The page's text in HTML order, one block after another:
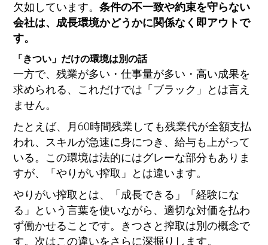
欠如しています。条件の不一致や約束を守らない
会社は、成長環境かどうかに関係なく即アウトで
す。
「きつい」だけの環境は別の話
一方で、残業が多い・仕事量が多い・高い成果を
求められる、これだけでは「ブラック」とは言え
ません。
たとえば、月60時間残業しても残業代が全額支払
われ、スキルが急速に身につき、給与も上がって
いる。この環境は法的にはグレーな部分もありま
すが、「やりがい搾取」とは違います。
やりがい搾取とは、「成長できる」「経験にな
る」という言葉を使いながら、適切な対価を払わ
ず働かせることです。きつさと搾取は別の概念で
す。次はこの違いをさらに深掘りします。